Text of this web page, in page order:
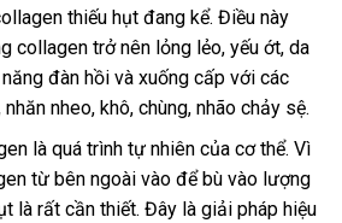
thiếu hụt đang kể. Điều này
collagen trở nên lỏng lẻo, yếu ớt, da
đàn hồi và xuống cấp với các
nheo, khô, chùng, nhão chảy sệ.
là quá trình tự nhiên của cơ thể. Vì
từ bên ngoài vào để bù vào lượng
là rất cần thiết. Đây là giải pháp hiệu